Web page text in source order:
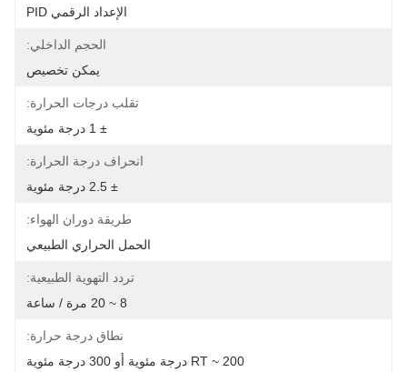
الإعداد الرقمي PID
الحجم الداخلي:
يمكن تخصيص
تقلب درجات الحرارة:
± 1 درجة مئوية
انحراف درجة الحرارة:
± 2.5 درجة مئوية
طريقة دوران الهواء:
الحمل الحراري الطبيعي
تردد التهوية الطبيعية:
نطاق درجة حرارة:
RT ~ 200 درجة مئوية أو 300 درجة مئوية